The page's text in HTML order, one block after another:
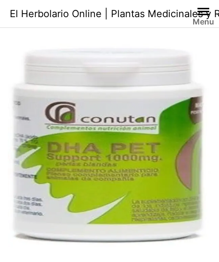
contenido
El Herbolario Online | Plantas Medicinales y
Menu